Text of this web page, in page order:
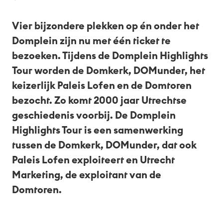
Vier bijzondere plekken op én onder het
Domplein zijn nu met één ticket te
bezoeken. Tijdens de Domplein Highlights
Tour worden de Domkerk, DOMunder, het
keizerlijk Paleis Lofen en de Domtoren
bezocht. Zo komt 2000 jaar Utrechtse
geschiedenis voorbij. De Domplein
Highlights Tour is een samenwerking
tussen de Domkerk, DOMunder, dat ook
Paleis Lofen exploiteert en Utrecht
Marketing, de exploitant van de
Domtoren.